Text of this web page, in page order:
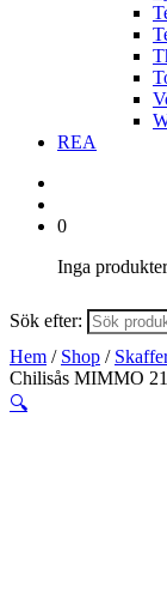
REA
0
Inga
Sök efter:
Hem / Shop /
Chilisås MIMMO
🔍